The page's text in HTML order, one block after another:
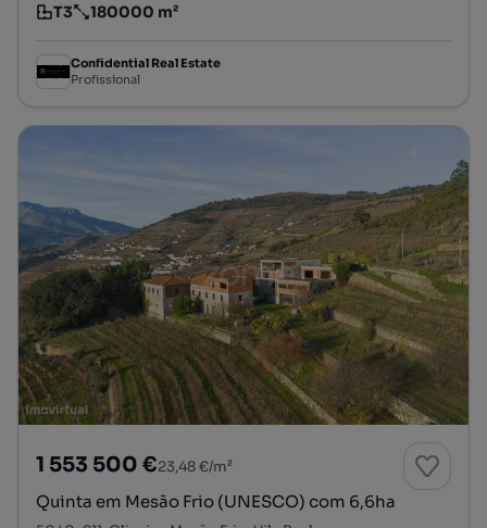
Tipologia
T3
Preço por metro quadrado
180000 m²
Confidential Real Estate
Profissional
1 553 500 €23,48 €/m²
Quinta em Mesão Frio (UNESCO) com 6,6ha